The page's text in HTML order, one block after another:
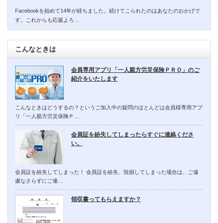
Facebookを始めて14年が経ちました。続けてこられたのはあなたのおかげで
す。これからも応援よろ…
こんなときは
会員専用アプリ「一人親方労災保険ＰＲＯ」のご
紹介をいたします
こんなときはどうするの？というご加入中の疑問のほとんどは会員様専用アプ
リ「一人親方労災保険Ｐ…
会員証を紛失してしまったらすぐに連絡くださ
い。
会員証を紛失してしまった！ 会員証を紛失、毀損してしまった場合は、ご遠
慮なさらずにご連…
領収書ってもらえますか？